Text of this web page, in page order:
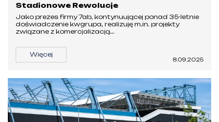
Stadionowe Rewolucje
Jako prezes firmy 7ab, kontynuującej ponad 35-letnie
doświadczenie kwgrupa, realizuję m.in. projekty
związane z komercjalizacją...
Więcej
8.09.2025